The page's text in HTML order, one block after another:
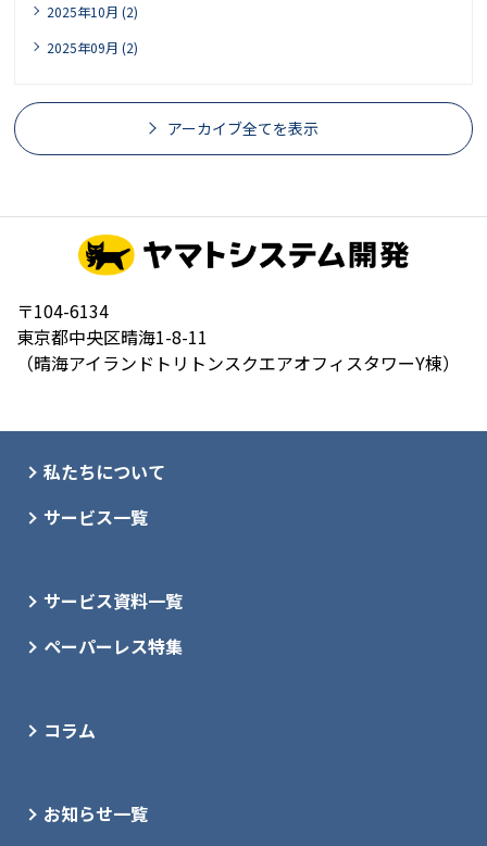
2025年10月 (2)
2025年09月 (2)
アーカイブ全てを表示
〒104-6134
東京都中央区晴海1-8-11
（晴海アイランドトリトンスクエアオフィスタワーY棟）
私たちについて
サービス一覧
サービス資料一覧
ペーパーレス特集
コラム
お知らせ一覧